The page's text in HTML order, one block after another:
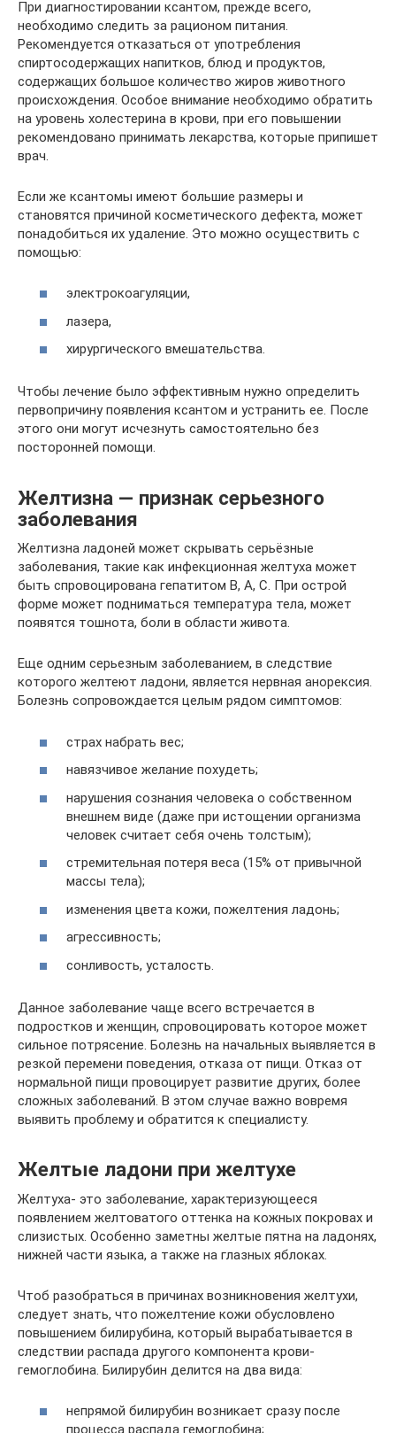
При диагностировании ксантом, прежде всего,
необходимо следить за рационом питания.
Рекомендуется отказаться от употребления
спиртосодержащих напитков, блюд и продуктов,
содержащих большое количество жиров животного
происхождения. Особое внимание необходимо обратить
на уровень холестерина в крови, при его повышении
рекомендовано принимать лекарства, которые припишет
врач.
Если же ксантомы имеют большие размеры и
становятся причиной косметического дефекта, может
понадобиться их удаление. Это можно осуществить с
помощью:
электрокоагуляции,
лазера,
хирургического вмешательства.
Чтобы лечение было эффективным нужно определить
первопричину появления ксантом и устранить ее. После
этого они могут исчезнуть самостоятельно без
посторонней помощи.
Желтизна — признак серьезного
заболевания
Желтизна ладоней может скрывать серьёзные
заболевания, такие как инфекционная желтуха может
быть спровоцирована гепатитом В, А, С. При острой
форме может подниматься температура тела, может
появятся тошнота, боли в области живота.
Еще одним серьезным заболеванием, в следствие
которого желтеют ладони, является нервная анорексия.
Болезнь сопровождается целым рядом симптомов:
страх набрать вес;
навязчивое желание похудеть;
нарушения сознания человека о собственном
внешнем виде (даже при истощении организма
человек считает себя очень толстым);
стремительная потеря веса (15% от привычной
массы тела);
изменения цвета кожи, пожелтения ладонь;
агрессивность;
сонливость, усталость.
Данное заболевание чаще всего встречается в
подростков и женщин, спровоцировать которое может
сильное потрясение. Болезнь на начальных выявляется в
резкой перемени поведения, отказа от пищи. Отказ от
нормальной пищи провоцирует развитие других, более
сложных заболеваний. В этом случае важно вовремя
выявить проблему и обратится к специалисту.
Желтые ладони при желтухе
Желтуха- это заболевание, характеризующееся
появлением желтоватого оттенка на кожных покровах и
слизистых. Особенно заметны желтые пятна на ладонях,
нижней части языка, а также на глазных яблоках.
Чтоб разобраться в причинах возникновения желтухи,
следует знать, что пожелтение кожи обусловлено
повышением билирубина, который вырабатывается в
следствии распада другого компонента крови-
гемоглобина. Билирубин делится на два вида:
непрямой билирубин возникает сразу после
процесса распада гемоглобина;